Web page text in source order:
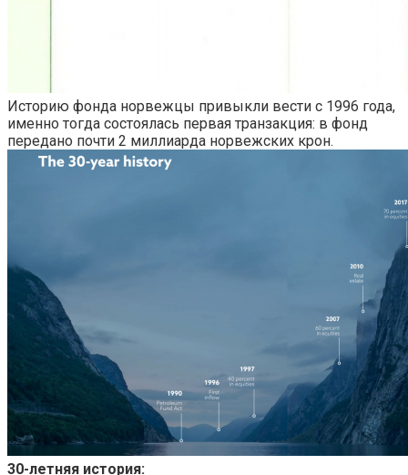
Историю фонда норвежцы привыкли вести с 1996 года,
именно тогда состоялась первая транзакция: в фонд
передано почти 2 миллиарда норвежских крон.
30-летняя история: